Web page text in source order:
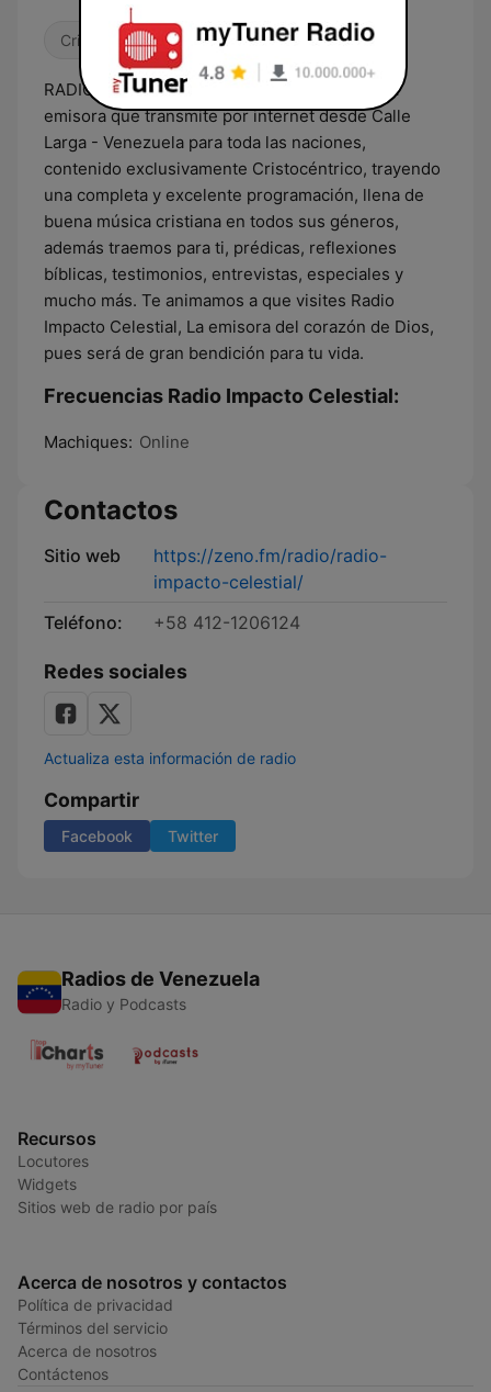
Cristiana
RADIO IMPACTO CELESTIAL (RIC), somos una
emisora que transmite por internet desde Calle
Larga - Venezuela para toda las naciones,
contenido exclusivamente Cristocéntrico, trayendo
una completa y excelente programación, llena de
buena música cristiana en todos sus géneros,
además traemos para ti, prédicas, reflexiones
bíblicas, testimonios, entrevistas, especiales y
mucho más. Te animamos a que visites Radio
Impacto Celestial, La emisora del corazón de Dios,
pues será de gran bendición para tu vida.
Frecuencias Radio Impacto Celestial:
Machiques: Online
Contactos
Sitio web
https://zeno.fm/radio/radio-
impacto-celestial/
Teléfono:
+58 412-1206124
Redes sociales
Actualiza esta información de radio
Compartir
Facebook Twitter
Radios de Venezuela
Radio y Podcasts
Recursos
Locutores
Widgets
Sitios web de radio por país
Acerca de nosotros y contactos
Política de privacidad
Términos del servicio
Acerca de nosotros
Contáctenos